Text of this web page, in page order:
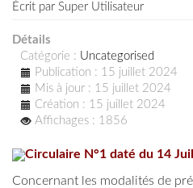
Écrit par Super Utilisateur
Détails
Catégorie : Uncategorised
Publication : 15 juillet 2024
Mis à jour : 15 juillet 2024
Création : 15 juillet 2024
Affichages : 1856
Circulaire N°1 daté du 14
Concernant les modalités de